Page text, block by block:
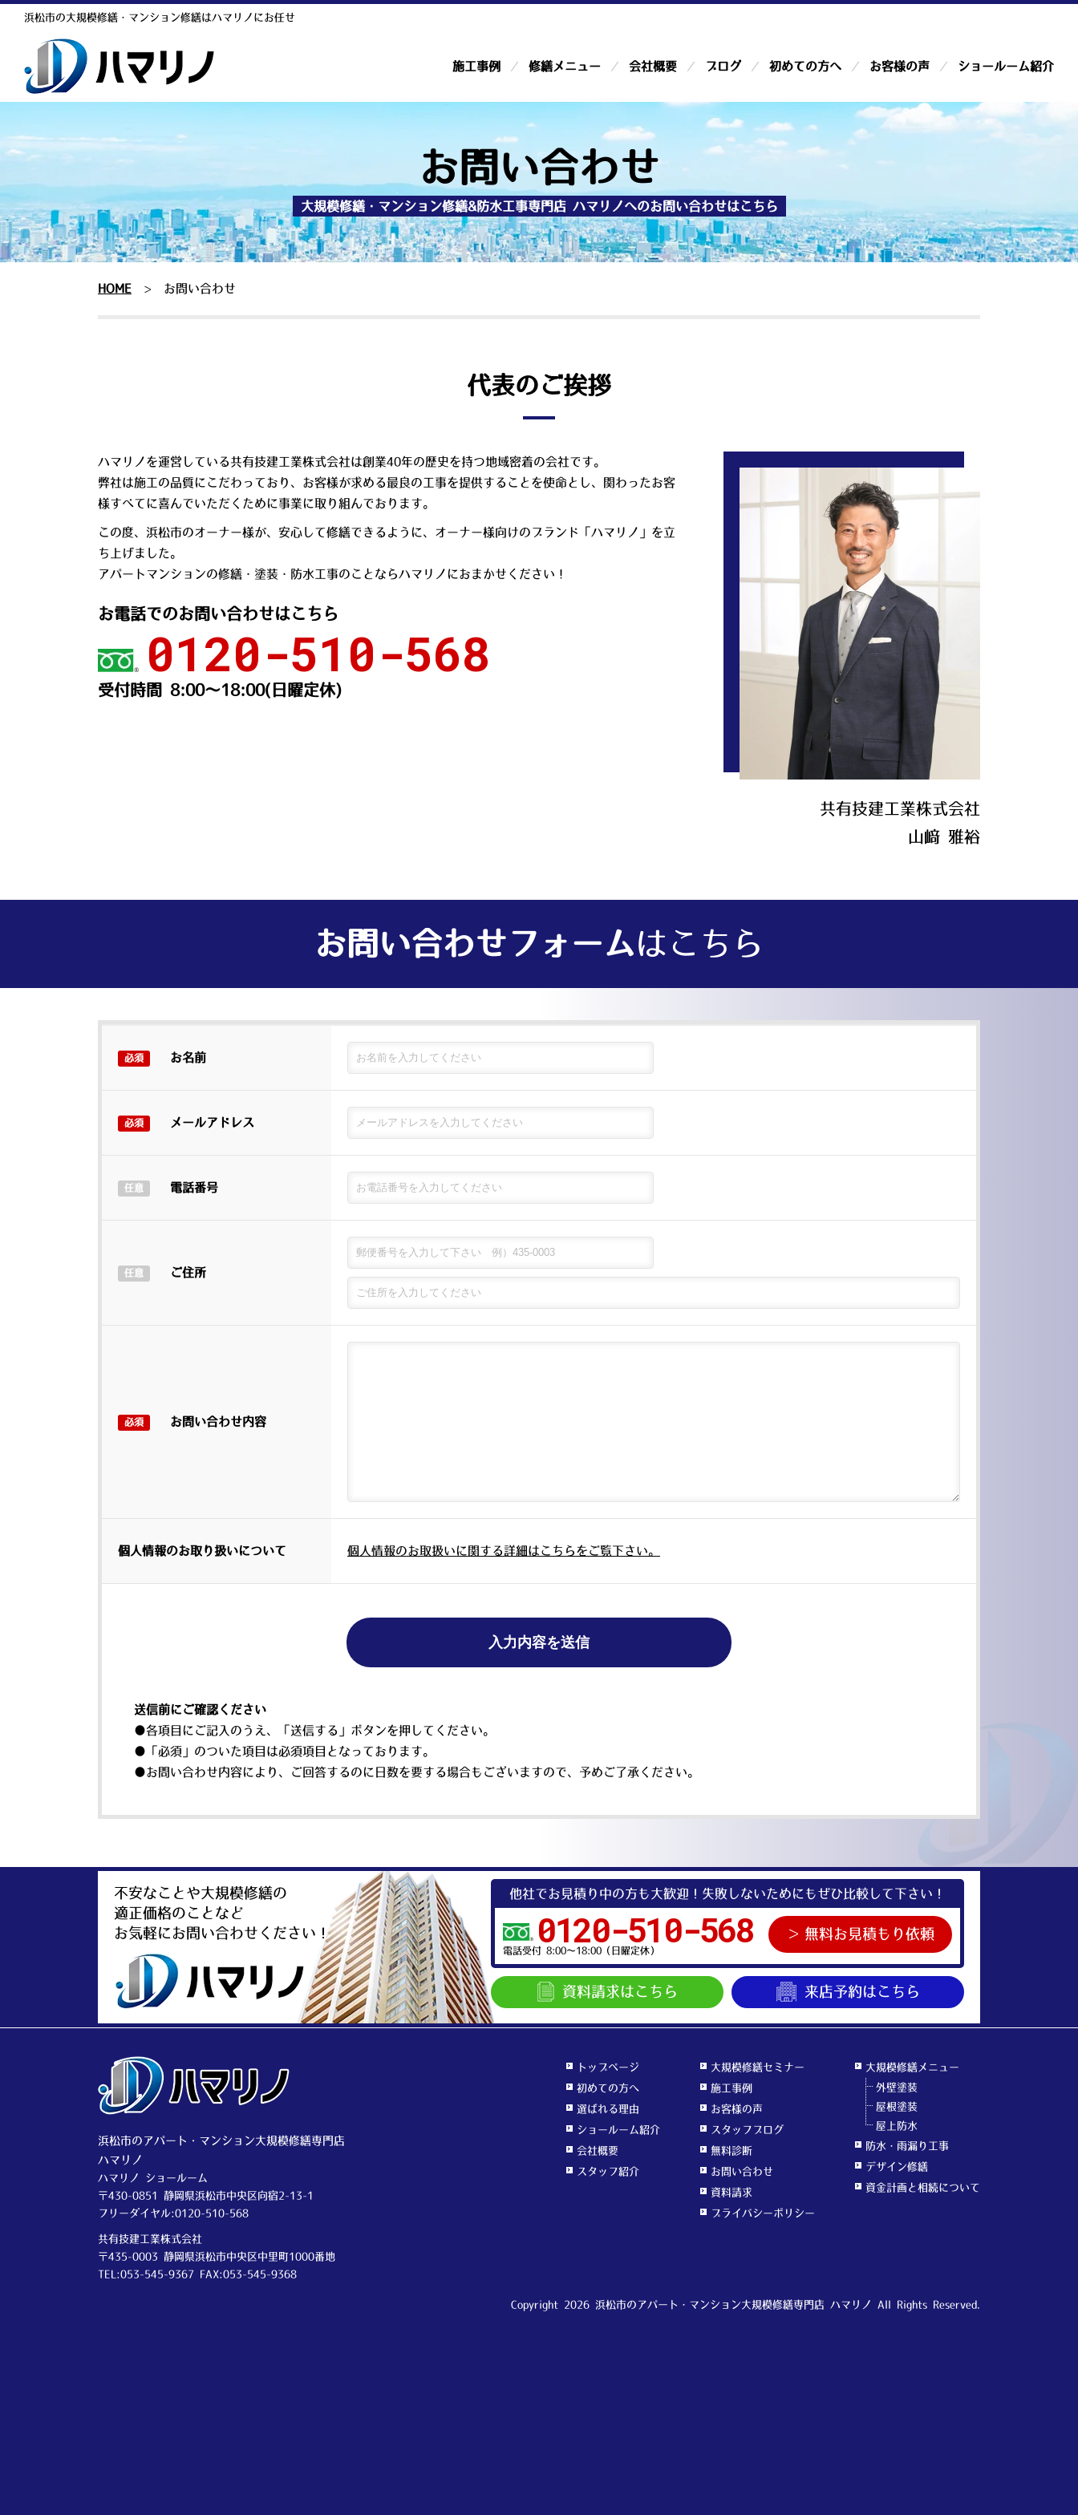
浜松市の大規模修繕・マンション修繕はハマリノにお任せ
施工事例 修繕メニュー 会社概要 ブログ 初めての方へ お客様の声 ショールーム紹介
お問い合わせ
大規模修繕・マンション修繕&防水工事専門店 ハマリノへのお問い合わせはこちら
HOME > お問い合わせ
代表のご挨拶
ハマリノを運営している共有技建工業株式会社は創業40年の歴史を持つ地域密着の会社です。
弊社は施工の品質にこだわっており、お客様が求める最良の工事を提供することを使命とし、関わったお客
様すべてに喜んでいただくために事業に取り組んでおります。
この度、浜松市のオーナー様が、安心して修繕できるように、オーナー様向けのブランド「ハマリノ」を立
ち上げました。
アパートマンションの修繕・塗装・防水工事のことならハマリノにおまかせください！
お電話でのお問い合わせはこちら
0120-510-568
受付時間 8:00〜18:00(日曜定休)
共有技建工業株式会社
山﨑 雅裕
お問い合わせフォームはこちら
必須 お名前
必須 メールアドレス
任意 電話番号
任意 ご住所
必須 お問い合わせ内容
個人情報のお取り扱いについて 個人情報のお取扱いに関する詳細はこちらをご覧下さい。
ー
ル
ド
は
の
し
て
く
だ
さ
い。
送信前にご確認ください
●各項目にご記入のうえ、「送信する」ボタンを押してください。
●「必須」のついた項目は必須項目となっております。
●お問い合わせ内容により、ご回答するのに日数を要する場合もございますので、予めご了承ください。
不安なことや大規模修繕の
適正価格のことなど
お気軽にお問い合わせください！
他社でお見積り中の方も大歓迎！ 失敗しないためにもぜひ比較して下さい！
0120-510-568
電話受付 8:00〜18:00（日曜定休）
無料お見積もり依頼
資料請求はこちら 来店予約はこちら
浜松市のアパート・マンション大規模修繕専門店
ハマリノ
ハマリノ ショールーム
〒430-0851 静岡県浜松市中央区向宿2-13-1
フリーダイヤル:0120-510-568
共有技建工業株式会社
〒435-0003 静岡県浜松市中央区中里町1000番地
TEL:053-545-9367 FAX:053-545-9368
トップページ
初めての方へ
選ばれる理由
ショールーム紹介
会社概要
スタッフ紹介
大規模修繕セミナー
施工事例
お客様の声
スタッフブログ
無料診断
お問い合わせ
資料請求
プライバシーポリシー
大規模修繕メニュー
外壁塗装
屋根塗装
屋上防水
防水・雨漏り工事
デザイン修繕
資金計画と相続について
Copyright 2026 浜松市のアパート・マンション大規模修繕専門店 ハマリノ All Rights Reserved.